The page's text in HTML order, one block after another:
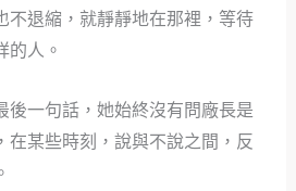
不退縮，就靜靜地在那裡，等待
的人。
後一句話，她始終沒有問廠長是
在某些時刻，說與不說之間，反